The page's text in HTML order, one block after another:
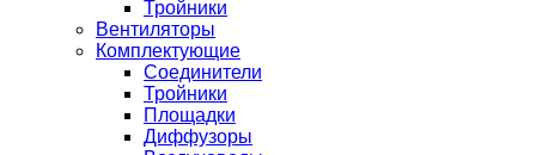
Тройники
Вентиляторы
Комплектующие
Соединители
Тройники
Площадки
Диффузоры